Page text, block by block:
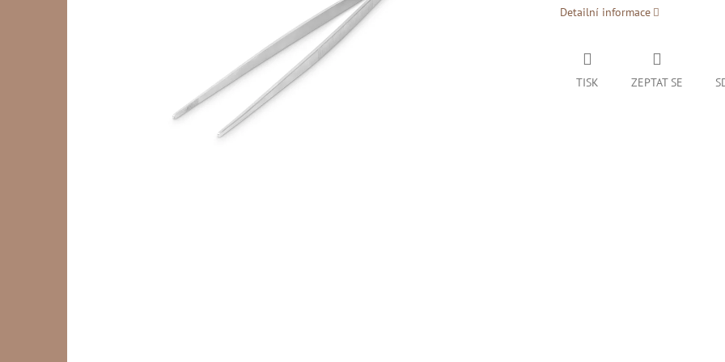
Detailní informace
TISK ZEPTAT SE